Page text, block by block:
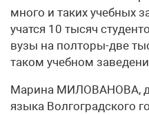
много и таких учебных
учатся 10 тысяч
вузы на полторы-две
таком учебном
Марина МИЛОВАНОВА,
языка Волгоградского